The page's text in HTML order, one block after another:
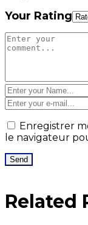
Your Rating
Enregistrer
le navigateur
Related